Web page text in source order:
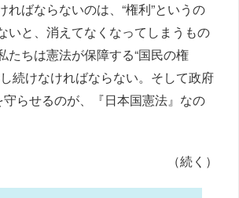
ればならないのは、“権利”というの
いと、消えてなくなってしまうもの
たちは憲法が保障する“国民の権
続けなければならない。そして政府
守らせるのが、『日本国憲法』なの
（続く）